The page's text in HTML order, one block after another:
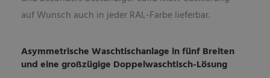
auf Wunsch auch in jeder RAL-Farbe lieferbar.
Asymmetrische Waschtischanlage in fünf Breiten
und eine großzügige Doppelwaschtisch-Lösung